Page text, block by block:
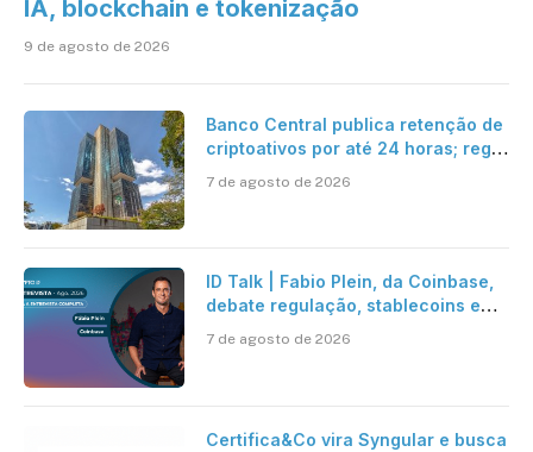
IA, blockchain e tokenização
9 de agosto de 2026
Banco Central publica retenção de
criptoativos por até 24 horas; regra
7 de agosto de 2026
ID Talk | Fabio Plein, da Coinbase,
debate regulação, stablecoins e
risco onchain
7 de agosto de 2026
Certifica&Co vira Syngular e busca